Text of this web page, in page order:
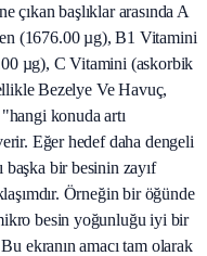
çıkan başlıklar arasında A
(1676.00 µg), B1 Vitamini
µg), C Vitamini (askorbik
Bezelye Ve Havuç,
konuda artı
Eğer hedef daha dengeli
bir besinin zayıf
Örneğin bir öğünde
besin yoğunluğu iyi bir
ekranın amacı tam olarak